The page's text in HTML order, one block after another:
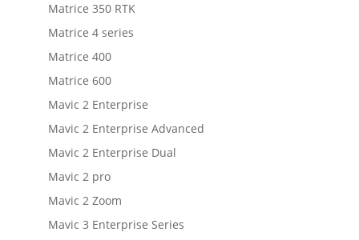
Matrice 350 RTK
Matrice 4 series
Matrice 400
Matrice 600
Mavic 2 Enterprise
Mavic 2 Enterprise Advanced
Mavic 2 Enterprise Dual
Mavic 2 pro
Mavic 2 Zoom
Mavic 3 Enterprise Series